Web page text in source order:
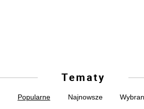
Tematy
Popularne Najnowsze